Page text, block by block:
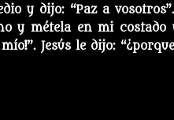
y dijo: “Paz a
y métela en mi costado
Jesús le dijo: